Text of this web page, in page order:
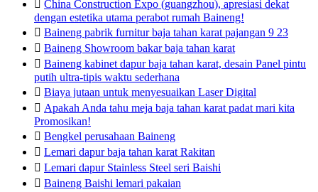
China Construction Expo (guangzhou), apresiasi dekat
dengan estetika utama perabot rumah Baineng!
 Baineng pabrik furnitur baja tahan karat pajangan 9 23
 Baineng Showroom bakar baja tahan karat
 Baineng kabinet dapur baja tahan karat, desain Panel pintu
putih ultra-tipis waktu sederhana
 Biaya jutaan untuk menyesuaikan Laser Digital
 Apakah Anda tahu meja baja tahan karat padat mari kita
Promosikan!
 Bengkel perusahaan Baineng
 Lemari dapur baja tahan karat Rakitan
 Lemari dapur Stainless Steel seri Baishi
 Baineng Baishi lemari pakaian